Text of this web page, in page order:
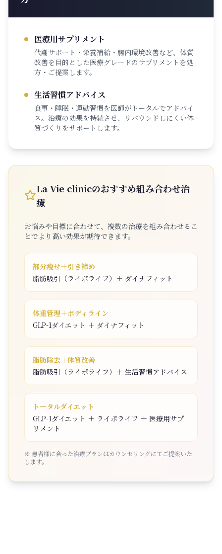
医療用サプリメント
代謝サポート・栄養補給・腸内環境改善など、体質
改善を目的とした医療グレードのサプリメントを処
方・ご提案します。
生活習慣アドバイス
食事・睡眠・運動習慣を医師がトータルでアドバイ
ス。治療の効果を持続させ、リバウンドしにくい体
質づくりをサポートします。
La Vie clinicのおすすめ組み合わせ治
療
お悩みや目標に合わせて、複数の治療を組み合わせるこ
とでより高い効果が期待できます。
部分痩せ＋引き締め
脂肪吸引（ライポライフ）＋ ダイナフィット
体重管理＋ボディライン
GLP-1ダイエット ＋ ダイナフィット
脂肪除去＋体質改善
脂肪吸引（ライポライフ）＋ 生活習慣アドバイス
トータルダイエット
GLP-1ダイエット ＋ ライポライフ ＋ 医療用サプ
リメント
※ 患者様に合った治療プランはカウンセリングにてご提案いた
します。